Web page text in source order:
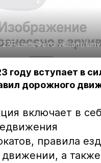
РазноеФото: vk.com/
году вступает в
дорожного
включает в
правила
движении, а